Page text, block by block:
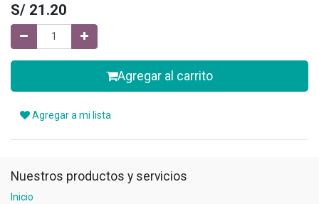
S/ 21.20
Agregar al carrito
Agregar a mi lista
Nuestros productos y servicios
Inicio